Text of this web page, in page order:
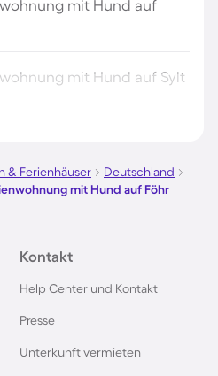
mit Hund auf
mit Hund auf Sylt
mit Hund auf
& Ferienhäuser
Deutschland
mit Hund auf Föhr
Kontakt
Help Center und Kontakt
Presse
Unterkunft vermieten